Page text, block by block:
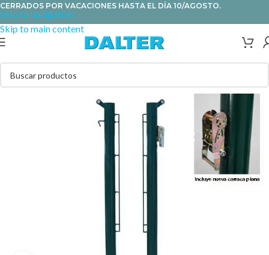
Skip to navigation
Skip to main content
CERRADOS POR VACACIONES HASTA EL DÍA 10/AGOSTO.